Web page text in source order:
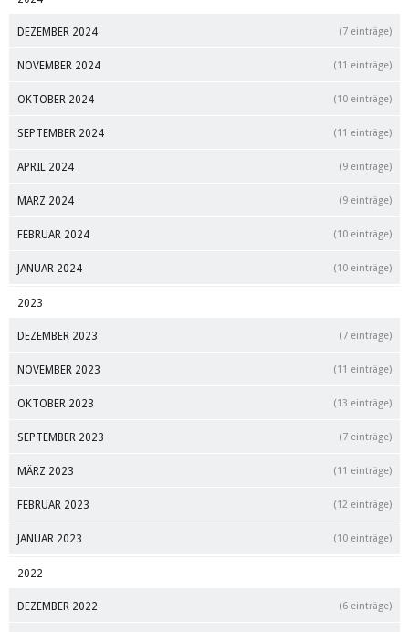
DEZEMBER 2024 (7 einträge)
NOVEMBER 2024 (11 einträge)
OKTOBER 2024 (10 einträge)
SEPTEMBER 2024 (11 einträge)
APRIL 2024 (9 einträge)
MÄRZ 2024 (9 einträge)
FEBRUAR 2024 (10 einträge)
JANUAR 2024 (10 einträge)
2023
DEZEMBER 2023 (7 einträge)
NOVEMBER 2023 (11 einträge)
OKTOBER 2023 (13 einträge)
SEPTEMBER 2023 (7 einträge)
MÄRZ 2023 (11 einträge)
FEBRUAR 2023 (12 einträge)
JANUAR 2023 (10 einträge)
2022
DEZEMBER 2022 (6 einträge)